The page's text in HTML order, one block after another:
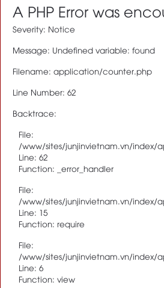
A PHP Error was
Severity: Notice
Message: Undefined variable: found
Filename: application/counter.php
Line Number: 62
Backtrace:
File:
/www/sites/junjinvietnam.vn/index/
Line: 62
Function: _error_handler
File:
/www/sites/junjinvietnam.vn/
Line: 15
Function: require
File:
/www/sites/junjinvietnam.vn/
Line: 6
Function: view